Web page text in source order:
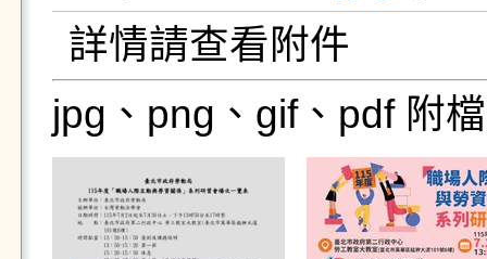
詳情請查看附件
jpg、png、gif、pdf 附